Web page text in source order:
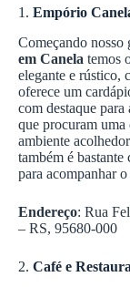
1. Empório
Começando nosso
em Canela temos
elegante e rústico,
oferece um
com destaque para
que procuram
ambiente
também é
para acompanhar o
Endereço: Rua
– RS, 95680-000
2. Café e